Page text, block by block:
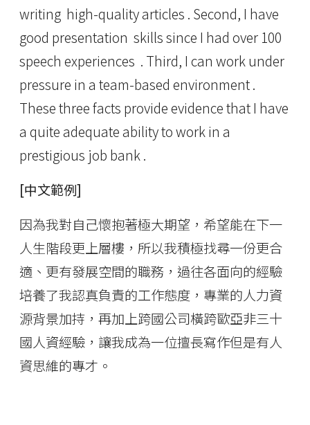
writing high-quality articles . Second, I have
good presentation skills since I had over 100
speech experiences . Third, I can work under
pressure in a team-based environment .
These three facts provide evidence that I have
a quite adequate ability to work in a
prestigious job bank .
[中文範例]
因為我對自己懷抱著極大期望，希望能在下一
人生階段更上層樓，所以我積極找尋一份更合
適、更有發展空間的職務，過往各面向的經驗
培養了我認真負責的工作態度，專業的人力資
源背景加持，再加上跨國公司橫跨歐亞非三十
國人資經驗，讓我成為一位擅長寫作但是有人
資思維的專才。